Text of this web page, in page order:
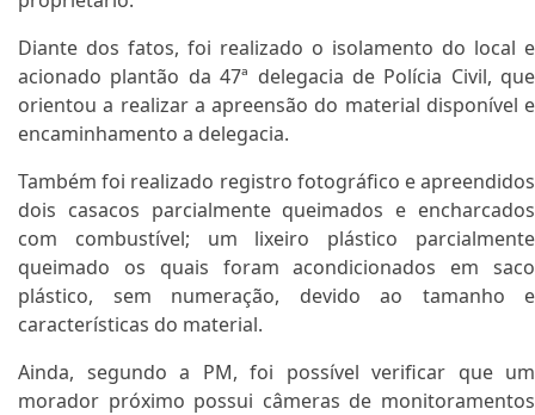
Diante dos fatos, foi realizado o isolamento do local e
acionado plantão da 47ª delegacia de Polícia Civil, que
orientou a realizar a apreensão do material disponível e
encaminhamento a delegacia.
Também foi realizado registro fotográfico e apreendidos
dois casacos parcialmente queimados e encharcados
com combustível; um lixeiro plástico parcialmente
queimado os quais foram acondicionados em saco
plástico, sem numeração, devido ao tamanho e
características do material.
Ainda, segundo a PM, foi possível verificar que um
morador próximo possui câmeras de monitoramentos